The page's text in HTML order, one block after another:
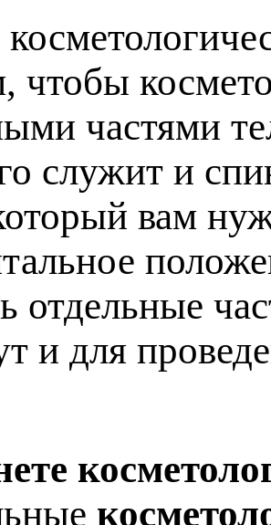
чтобы
частями
служит и
вам
отдельные
и для